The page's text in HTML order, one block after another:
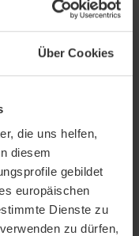
Über Cookies
die uns helfen,
diesem
gebildet
europäischen
Dienste zu
zu dürfen,